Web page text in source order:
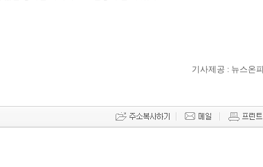
기사제공 : 뉴스온